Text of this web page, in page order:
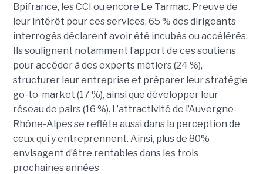
Bpifrance, les CCI ou encore Le Tarmac. Preuve de
leur intérêt pour ces services, 65 % des dirigeants
interrogés déclarent avoir été incubés ou accélérés.
Ils soulignent notamment l’apport de ces soutiens
pour accéder à des experts métiers (24 %),
structurer leur entreprise et préparer leur stratégie
go-to-market (17 %), ainsi que développer leur
réseau de pairs (16 %). L’attractivité de l’Auvergne-
Rhône-Alpes se reflète aussi dans la perception de
ceux qui y entreprennent. Ainsi, plus de 80%
envisagent d’être rentables dans les trois
prochaines années